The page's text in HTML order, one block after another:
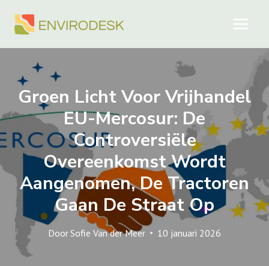
naar
Groen Licht Voor Vrijhandel
EU-Mercosur: De
Controversiële
Overeenkomst Wordt
Aangenomen, De Tractoren
Gaan De Straat Op
Door Sofie Van der Meer 10 januari 2026